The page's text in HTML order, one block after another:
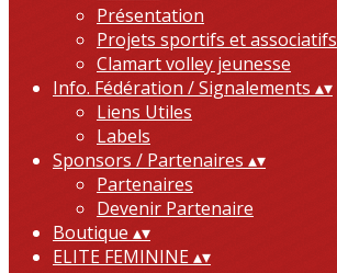
Présentation
Projets sportifs et associatifs
Clamart volley jeunesse
Info. Fédération / Signalements ▴▾
Liens Utiles
Labels
Sponsors / Partenaires ▴▾
Partenaires
Devenir Partenaire
Boutique ▴▾
ELITE FEMININE▴▾